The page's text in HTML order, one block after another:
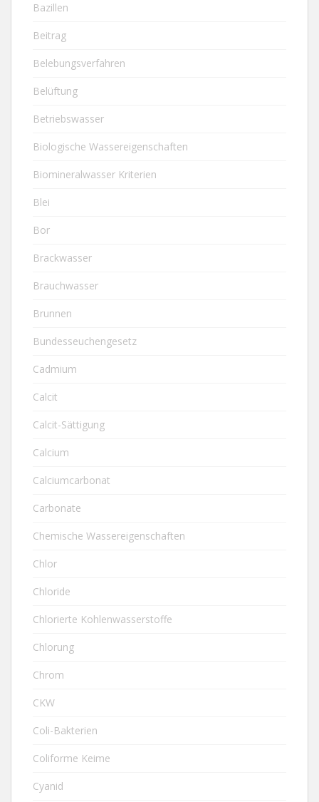
Bazillen
Beitrag
Belebungsverfahren
Belüftung
Betriebswasser
Biologische Wassereigenschaften
Biomineralwasser Kriterien
Blei
Bor
Brackwasser
Brauchwasser
Brunnen
Bundesseuchengesetz
Cadmium
Calcit
Calcit-Sättigung
Calcium
Calciumcarbonat
Carbonate
Chemische Wassereigenschaften
Chlor
Chloride
Chlorierte Kohlenwasserstoffe
Chlorung
Chrom
CKW
Coli-Bakterien
Coliforme Keime
Cyanid